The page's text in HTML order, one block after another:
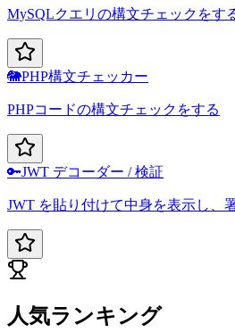
MySQLクエリの構文チェックをす
🐘PHP構文チェッカー
PHPコードの構文チェックをする
🔑JWT デコーダー / 検証
JWT を貼り付けて中身を表示し、
人気ランキング